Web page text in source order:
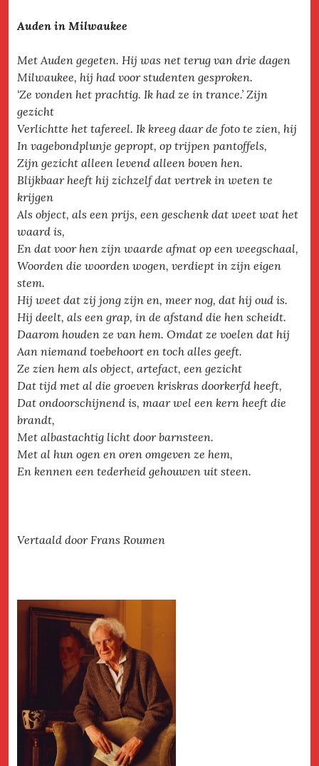
Auden in Milwaukee
Met Auden gegeten. Hij was net terug van drie dagen
Milwaukee, hij had voor studenten gesproken.
‘Ze vonden het prachtig. Ik had ze in trance.’ Zijn
gezicht
Verlichtte het tafereel. Ik kreeg daar de foto te zien, hij
In vagebondplunje gepropt, op trijpen pantoffels,
Zijn gezicht alleen levend alleen boven hen.
Blijkbaar heeft hij zichzelf dat vertrek in weten te
krijgen
Als object, als een prijs, een geschenk dat weet wat het
waard is,
En dat voor hen zijn waarde afmat op een weegschaal,
Woorden die woorden wogen, verdiept in zijn eigen
stem.
Hij weet dat zij jong zijn en, meer nog, dat hij oud is.
Hij deelt, als een grap, in de afstand die hen scheidt.
Daarom houden ze van hem. Omdat ze voelen dat hij
Aan niemand toebehoort en toch alles geeft.
Ze zien hem als object, artefact, een gezicht
Dat tijd met al die groeven kriskras doorkerfd heeft,
Dat ondoorschijnend is, maar wel een kern heeft die
brandt,
Met albastachtig licht door barnsteen.
Met al hun ogen en oren omgeven ze hem,
En kennen een tederheid gehouwen uit steen.
Vertaald door Frans Roumen